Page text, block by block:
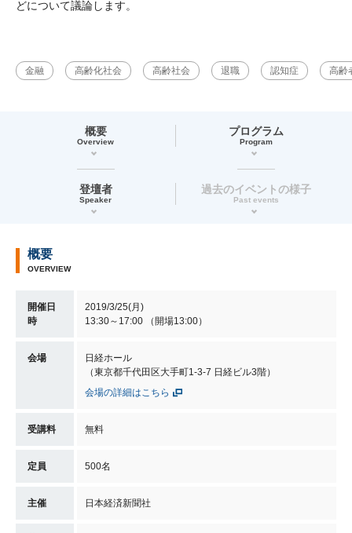
どについて議論します。
金融 高齢化社会 高齢社会 退職 認知症 高齢
概要
Overview
プログラム
Program
登壇者
Speaker
過去のイベントの様子
Past events
概要
OVERVIEW
開催日
時
2019/3/25(月)
13:30～17:00 （開場13:00）
会場
日経ホール
（東京都千代田区大手町1-3-7 日経ビル3階）
会場の詳細はこちら
受講料 無料
定員 500名
主催 日本経済新聞社